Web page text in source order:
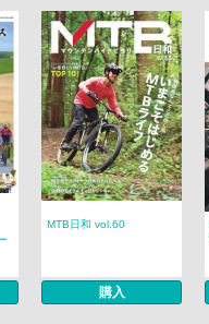
MTB日和 vol.60
購入